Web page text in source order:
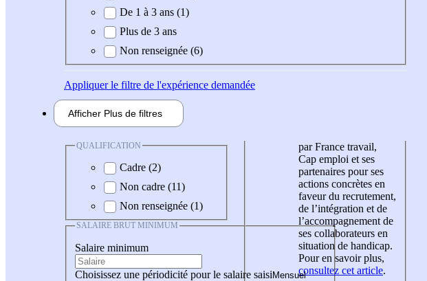
De 1 à 3 ans (1)
Plus de 3 ans
Non renseignée (6)
Appliquerle filtre de l'expérience demandée
Afficher Plus de filtres
QUALIFICATION
Cadre (2)
Non cadre (11)
Non renseignée (1)
SALAIRE BRUT MINIMUM
Salaire minimum
Choisissez une périodicité pour le salaire saisi
par France travail,
Cap emploi et ses
partenaires pour ses
actions concrètes en
faveur du recrutement,
de l’intégration et de
l’accompagnement de
ses collaborateurs en
situation de handicap.
Pour en savoir plus,
consultez cet article.